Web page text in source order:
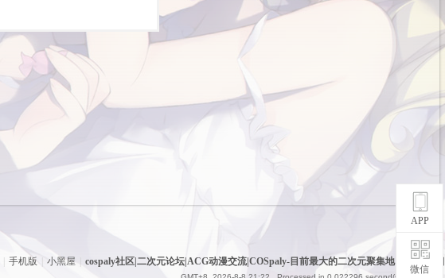
手机版 小黑屋 cospaly社区|二次元论坛|ACG动漫交流|COSpaly-目前最大的二次元聚集地 网站地图
APP
微信